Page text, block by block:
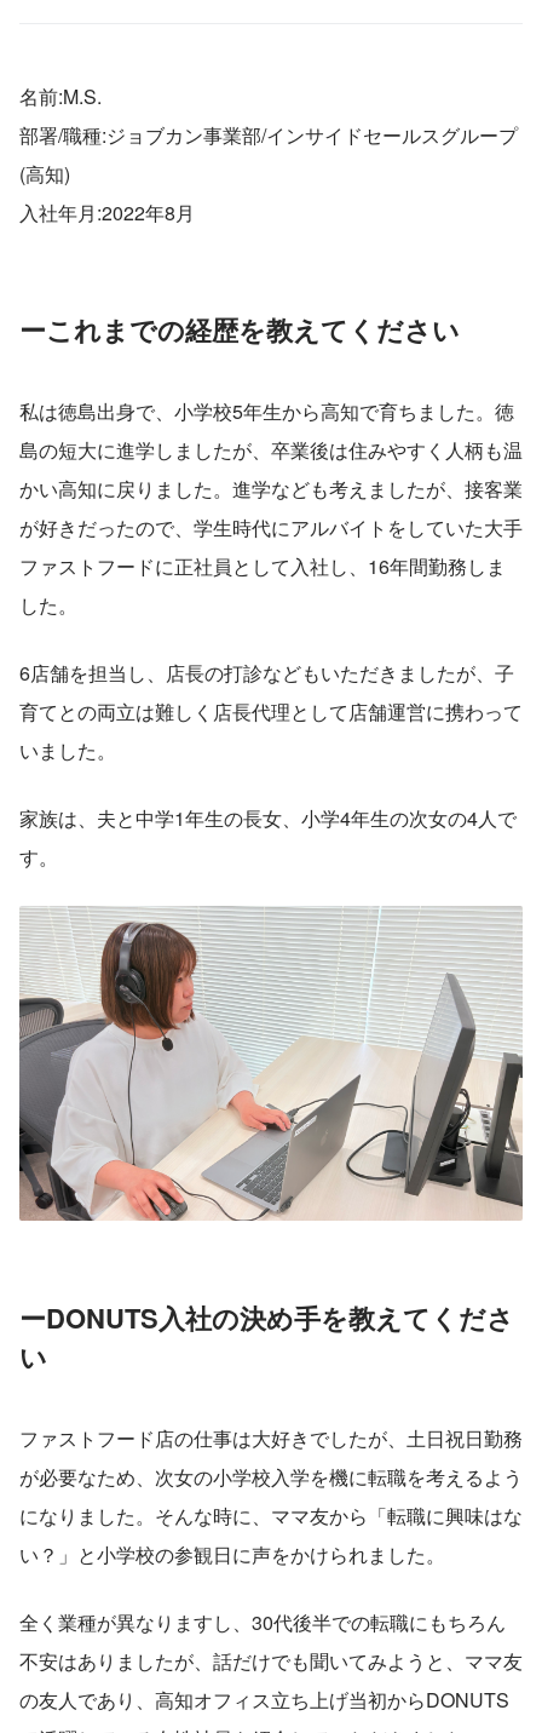
名前:M.S.
部署/職種:ジョブカン事業部/インサイドセールスグループ
(高知)
入社年月:2022年8月
ーこれまでの経歴を教えてください
私は徳島出身で、小学校5年生から高知で育ちました。徳
島の短大に進学しましたが、卒業後は住みやすく人柄も温
かい高知に戻りました。進学なども考えましたが、接客業
が好きだったので、学生時代にアルバイトをしていた大手
ファストフードに正社員として入社し、16年間勤務しま
した。
6店舗を担当し、店長の打診などもいただきましたが、子
育てとの両立は難しく店長代理として店舗運営に携わって
いました。
家族は、夫と中学1年生の長女、小学4年生の次女の4人で
す。
ーDONUTS入社の決め手を教えてくださ
い
ファストフード店の仕事は大好きでしたが、土日祝日勤務
が必要なため、次女の小学校入学を機に転職を考えるよう
になりました。そんな時に、ママ友から「転職に興味はな
い？」と小学校の参観日に声をかけられました。
全く業種が異なりますし、30代後半での転職にもちろん
不安はありましたが、話だけでも聞いてみようと、ママ友
の友人であり、高知オフィス立ち上げ当初からDONUTS